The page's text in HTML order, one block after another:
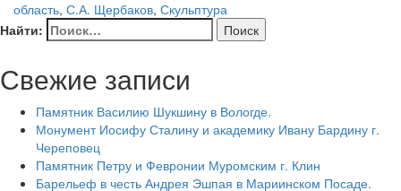
область, С.А. Щербаков, Скульптура
Найти:
Свежие записи
Памятник Василию Шукшину в Вологде.
Монумент Иосифу Сталину и академику Ивану Бардину г.
Череповец
Памятник Петру и Февронии Муромским г. Клин
Барельеф в честь Андрея Эшпая в Мариинском Посаде.